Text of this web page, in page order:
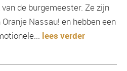
de burgemeester. Ze zijn
Nassau! en hebben een
lees verder